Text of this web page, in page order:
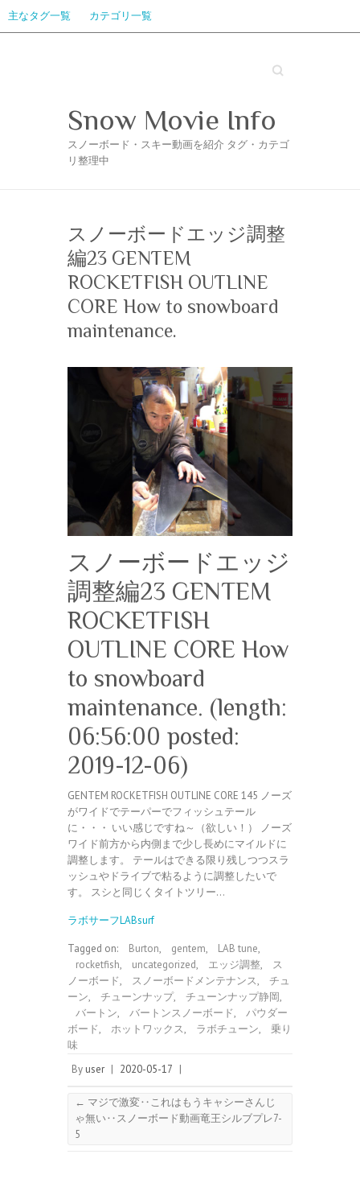
主なタグ一覧 カテゴリ一覧
Search
Snow Movie Info
スノーボード・スキー動画を紹介 タグ・カテゴ
リ整理中
スノーボードエッジ調整
編23 GENTEM
ROCKETFISH OUTLINE
CORE How to snowboard
maintenance.
スノーボードエッジ
調整編23 GENTEM
ROCKETFISH
OUTLINE CORE How
to snowboard
maintenance. (length:
06:56:00 posted:
2019-12-06)
GENTEM ROCKETFISH OUTLINE CORE 145 ノーズ
がワイドでテーパーでフィッシュテール
に・・・ いい感じですね～（欲しい！） ノーズ
ワイド前方から内側まで少し長めにマイルドに
調整します。 テールはできる限り残しつつスラ
ッシュやドライブで粘るように調整したいで
す。 スシと同じくタイトツリー…
ラボサーフLABsurf
Tagged on: Burton, gentem, LAB tune,
rocketfish, uncategorized, エッジ調整,
ス
ノーボード, スノーボードメンテナンス,
チュ
ーン, チューンナップ, チューンナップ静岡,
バートン, バートンスノーボード,
パウダー
ボード, ホットワックス, ラボチューン,
乗り
味
By user | 2020-05-17 |
← マジで激変‥これはもうキャシーさんじ
ゃ無い‥スノーボード動画竜王シルブプレ7-
5